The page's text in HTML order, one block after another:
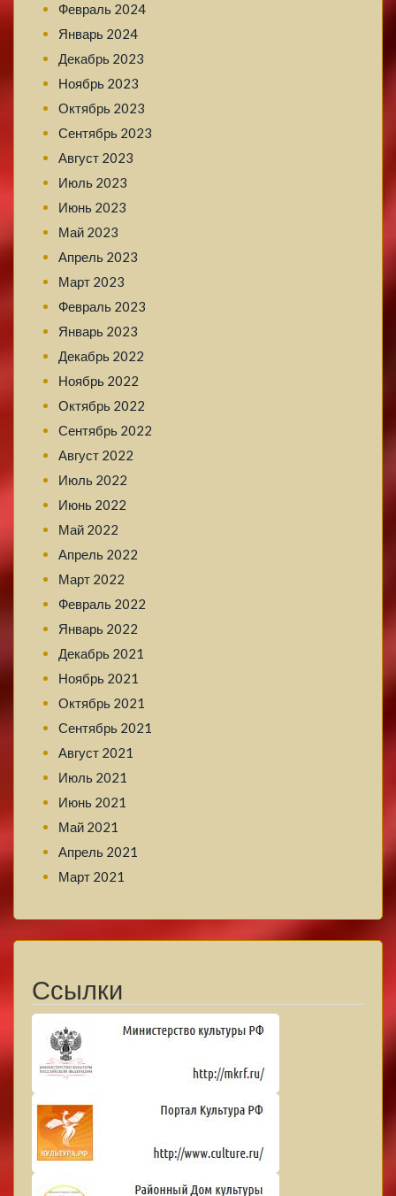
Февраль 2024
Январь 2024
Декабрь 2023
Ноябрь 2023
Октябрь 2023
Сентябрь 2023
Август 2023
Июль 2023
Июнь 2023
Май 2023
Апрель 2023
Март 2023
Февраль 2023
Январь 2023
Декабрь 2022
Ноябрь 2022
Октябрь 2022
Сентябрь 2022
Август 2022
Июль 2022
Июнь 2022
Май 2022
Апрель 2022
Март 2022
Февраль 2022
Январь 2022
Декабрь 2021
Ноябрь 2021
Октябрь 2021
Сентябрь 2021
Август 2021
Июль 2021
Июнь 2021
Май 2021
Апрель 2021
Март 2021
Ссылки